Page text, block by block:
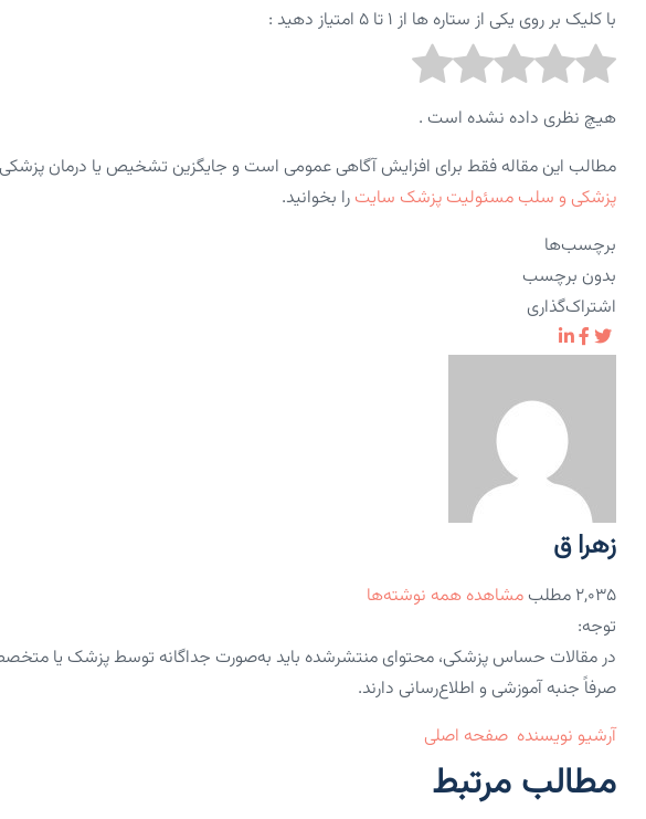
با کلیک بر روی یکی از ستاره ها از ۱ تا ۵ امتیاز دهید :
هیچ نظری داده نشده است .
مطالب این مقاله فقط برای افزایش آگاهی عمومی است و جایگزین تشخیص یا درمان
پزشکی و سلب مسئولیت پزشک سایت را بخوانید.
برچسب‌ها
بدون برچسب
اشتراک‌گذاری
زهرا ق
۲,۰۳۵ مطلب
مشاهده همه نوشته‌ها
توجه:
در مقالات حساس پزشکی، محتوای منتشرشده باید به‌صورت جداگانه توسط پزشک یا
صرفاً جنبه آموزشی و اطلاع‌رسانی دارند.
آرشیو نویسنده صفحه اصلی
مطالب مرتبط